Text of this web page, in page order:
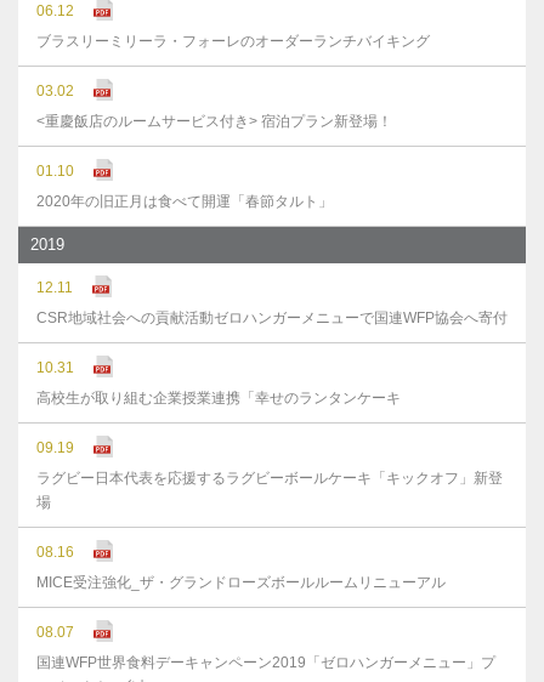
06.12
ブラスリーミリーラ・フォーレのオーダーランチバイキング
03.02
<重慶飯店のルームサービス付き> 宿泊プラン新登場！
01.10
2020年の旧正月は食べて開運「春節タルト」
2019
12.11
CSR地域社会への貢献活動ゼロハンガーメニューで国連WFP協会へ寄付
10.31
高校生が取り組む企業授業連携「幸せのランタンケーキ
09.19
ラグビー日本代表を応援するラグビーボールケーキ「キックオフ」新登
場
08.16
MICE受注強化_ザ・グランドローズボールルームリニューアル
08.07
国連WFP世界食料デーキャンペーン2019「ゼロハンガーメニュー」プ